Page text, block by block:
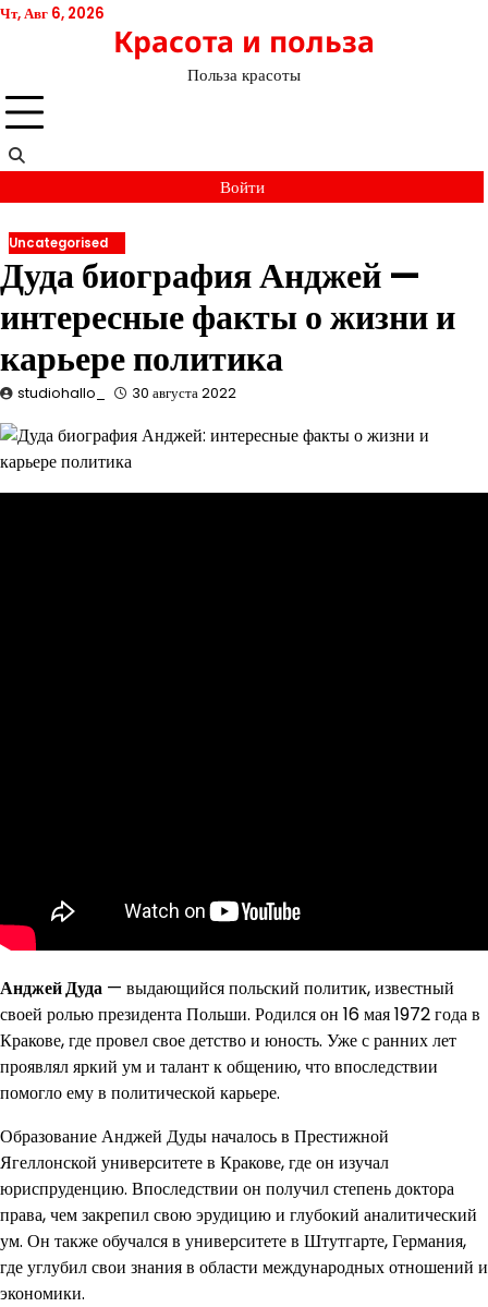
Перейти
Чт, Авг 6, 2026
Красота и польза
Польза красоты
Войти
Uncategorised
Дуда биография Анджей —
интересные факты о жизни и
карьере политика
studiohallo_ 30 августа 2022
Анджей Дуда — выдающийся польский политик, известный
своей ролью президента Польши. Родился он 16 мая 1972 года в
Кракове, где провел свое детство и юность. Уже с ранних лет
проявлял яркий ум и талант к общению, что впоследствии
помогло ему в политической карьере.
Образование Анджей Дуды началось в Престижной
Ягеллонской университете в Кракове, где он изучал
юриспруденцию. Впоследствии он получил степень доктора
права, чем закрепил свою эрудицию и глубокий аналитический
ум. Он также обучался в университете в Штутгарте, Германия,
где углубил свои знания в области международных отношений и
экономики.